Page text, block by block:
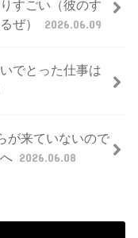
すごい（彼のす
ぜ）
2026.06.09
でとった仕事は
が来ていないので
2026.06.08